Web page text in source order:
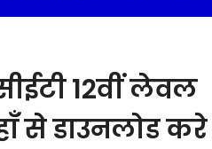
12वीं लेवल
से डाउनलोड करे